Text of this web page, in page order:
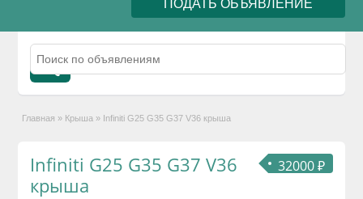
ПОДАТЬ ОБЪЯВЛЕНИЕ
Главная » Крыша » Infiniti G25 G35 G37 V36 крыша
32000 ₽
Infiniti G25 G35 G37 V36
крыша